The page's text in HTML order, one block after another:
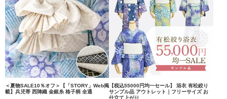
＜夏物SALE10％オフ＞【「STORY」Web掲
載】兵児帯 西陣織 金銀糸 格子柄 全通
【税込55000円均一セール】 浴衣 有松絞り
サンプル品 アウトレット｜フリーサイズ お
仕立て上がり